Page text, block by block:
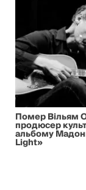
Помер Вільям
продюсер
альбому
Light»